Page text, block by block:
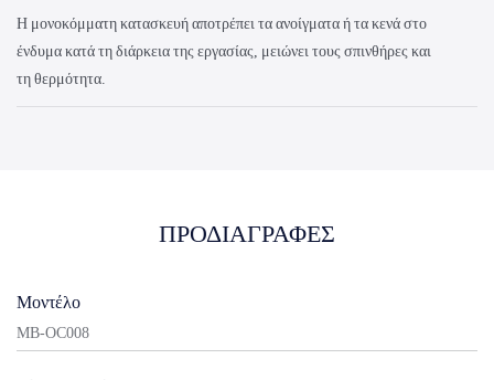
Η μονοκόμματη κατασκευή αποτρέπει τα ανοίγματα ή τα κενά στο
ένδυμα κατά τη διάρκεια της εργασίας, μειώνει τους σπινθήρες και
τη θερμότητα.
ΠΡΟΔΙΑΓΡΑΦΈΣ
Μοντέλο
MB-OC008